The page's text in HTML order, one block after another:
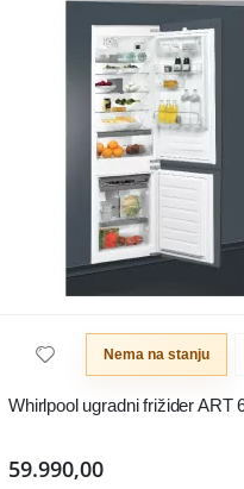
Nema na stanju
59.990,00